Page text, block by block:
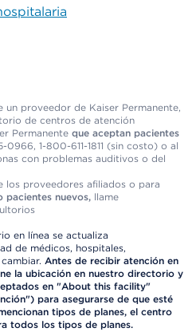
un proveedor de Kaiser Permanente,
de centros de atención
Permanente que aceptan pacientes
0966, 1-800-611-1811 (sin costo) o al
con problemas auditivos o del
los proveedores afiliados o para
pacientes nuevos, llame
en línea se actualiza
de médicos, hospitales,
Antes de recibir atención en
la ubicación en nuestro directorio y
en "About this facility"
para asegurarse de que esté
tipos de planes, el centro
todos los tipos de planes.